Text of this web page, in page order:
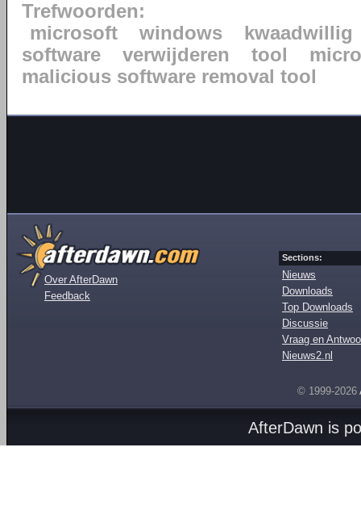
Trefwoorden:
microsoft
windows
kwaadwillig
software
verwijderen tool
malicious software removal tool
Over AfterDawn
Feedback
Sections:
Nieuws
Downloads
Top Downloads
Discussie
Vraag en
Nieuws2.nl
© 1999-2026
AfterDawn is